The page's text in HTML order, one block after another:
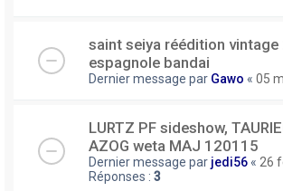
saint seiya réédition vintage
espagnole bandai
Dernier message par Gawo « 05
LURTZ PF sideshow,
AZOG weta MAJ 120115
Dernier message par jedi56 « 26
Réponses : 3